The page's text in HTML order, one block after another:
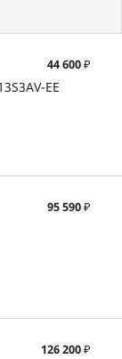
EE
44 600 ₽
95 590 ₽
126 200 ₽